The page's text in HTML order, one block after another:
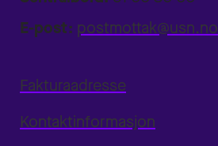
E-post: postmottak@usn.no
Fakturaadresse
Kontaktinformasjon